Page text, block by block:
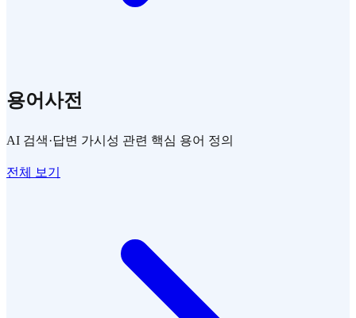
용어사전
AI 검색·답변 가시성 관련 핵심 용어 정의
전체 보기